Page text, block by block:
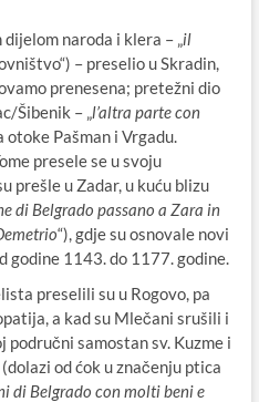
naroda i klera – „il
– preselio u Skradin,
prenesena; pretežni dio
Šibenik – „l’altra parte con
otoke Pašman i Vrgadu.
presele se u svoju
prešle u Zadar, u kuću blizu
di Belgrado passano a Zara in
“), gdje su osnovale novi
godine 1143. do 1177. godine.
preselili su u Rogovo, pa
a kad su Mlečani srušili i
samostan sv. Kuzme i
od ćok u značenju ptica
di Belgrado con molti beni e